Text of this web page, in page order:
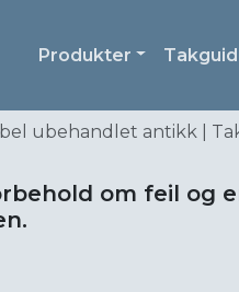
Produkter
ubehandlet antikk |
om feil og